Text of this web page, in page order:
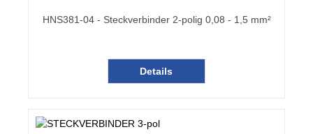
HNS381-04 - Steckverbinder 2-polig 0,08 - 1,5 mm²
Details